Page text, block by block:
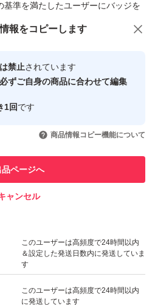
準を満たしたユーザーにバッジを
心・安全なユーザーです
引を完了させた実績があります
での取引実績があります
このユーザーは高頻度で24時間以内
＆設定した発送日数内に発送していま
す
このユーザーは高頻度で24時間以内
に発送しています
報をコピーします
禁止されています
必ずご自身の商品に合わせて編集
1回です
商品情報コピー機能について
品ページへ
ャンセル
ススメ